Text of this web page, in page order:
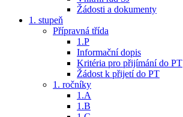
Žádosti a dokumenty
1. stupeň
Přípravná třída
1.P
Informační dopis
Kritéria pro přijímání do PT
Žádost k přijetí do PT
1. ročníky
1.A
1.B